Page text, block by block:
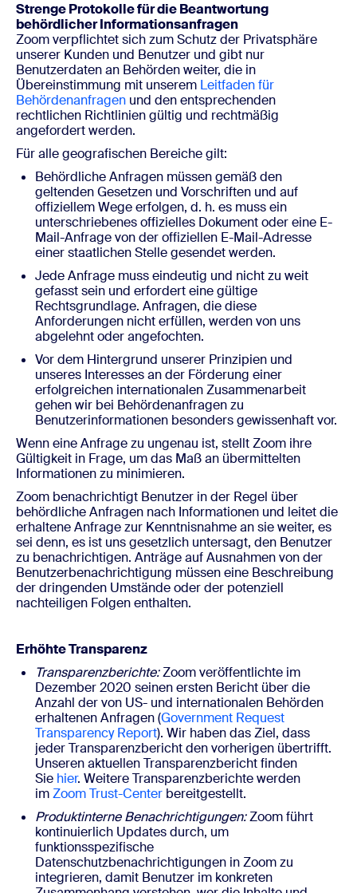
Strenge Protokolle für die Beantwortung
behördlicher Informationsanfragen
Zoom verpflichtet sich zum Schutz der Privatsphäre
unserer Kunden und Benutzer und gibt nur
Benutzerdaten an Behörden weiter, die in
Übereinstimmung mit unserem Leitfaden für
Behördenanfragen und den entsprechenden
rechtlichen Richtlinien gültig und rechtmäßig
angefordert werden.
Für alle geografischen Bereiche gilt:
Behördliche Anfragen müssen gemäß den
geltenden Gesetzen und Vorschriften und auf
offiziellem Wege erfolgen, d. h. es muss ein
unterschriebenes offizielles Dokument oder eine E-
Mail-Anfrage von der offiziellen E-Mail-Adresse
einer staatlichen Stelle gesendet werden.
Jede Anfrage muss eindeutig und nicht zu weit
gefasst sein und erfordert eine gültige
Rechtsgrundlage. Anfragen, die diese
Anforderungen nicht erfüllen, werden von uns
abgelehnt oder angefochten.
Vor dem Hintergrund unserer Prinzipien und
unseres Interesses an der Förderung einer
erfolgreichen internationalen Zusammenarbeit
gehen wir bei Behördenanfragen zu
Benutzerinformationen besonders gewissenhaft vor.
Wenn eine Anfrage zu ungenau ist, stellt Zoom ihre
Gültigkeit in Frage, um das Maß an übermittelten
Informationen zu minimieren.
Zoom benachrichtigt Benutzer in der Regel über
behördliche Anfragen nach Informationen und leitet die
erhaltene Anfrage zur Kenntnisnahme an sie weiter, es
sei denn, es ist uns gesetzlich untersagt, den Benutzer
zu benachrichtigen. Anträge auf Ausnahmen von der
Benutzerbenachrichtigung müssen eine Beschreibung
der dringenden Umstände oder der potenziell
nachteiligen Folgen enthalten.
Erhöhte Transparenz
Transparenzberichte:Zoom veröffentlichte im
Dezember 2020 seinen ersten Bericht über die
Anzahl der von US- und internationalen Behörden
erhaltenen Anfragen (Government Request
Transparency Report). Wir haben das Ziel, dass
jeder Transparenzbericht den vorherigen übertrifft.
Unseren aktuellen Transparenzbericht finden
Sie hier. Weitere Transparenzberichte werden
imZoom Trust-Center bereitgestellt.
Produktinterne Benachrichtigungen:Zoom führt
kontinuierlich Updates durch, um
funktionsspezifische
Datenschutzbenachrichtigungen in Zoom zu
integrieren, damit Benutzer im konkreten